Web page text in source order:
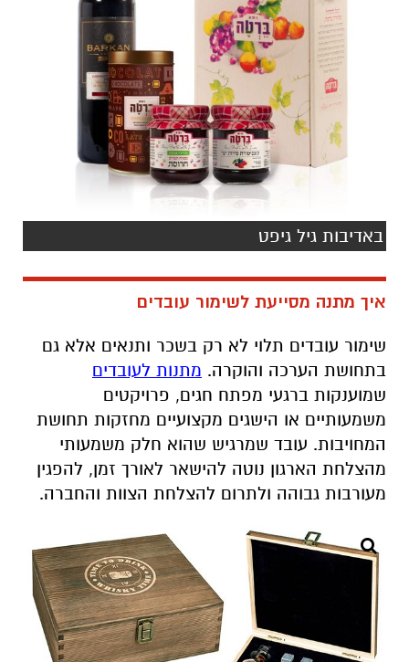
באדיבות גיל גיפט
איך מתנה מסייעת לשימור עובדים
שימור עובדים תלוי לא רק בשכר ותנאים אלא גם
בתחושת הערכה והוקרה. מתנות לעובדים
שמוענקות ברגעי מפתח חגים, פרויקטים
משמעותיים או הישגים מקצועיים מחזקות תחושת
המחויבות. עובד שמרגיש שהוא חלק משמעותי
מהצלחת הארגון נוטה להישאר לאורך זמן, להפגין
מעורבות גבוהה ולתרום להצלחת הצוות והחברה.